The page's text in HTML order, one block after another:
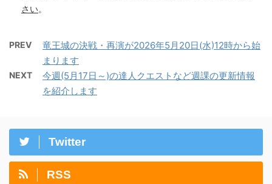
さい。
PREV
竜王城の決戦・再演が2026年5月20日(水)12時から始
まります
NEXT
今週(5月17日～)の達人クエストなど週課の更新情報
を紹介します
Twitter
RSS